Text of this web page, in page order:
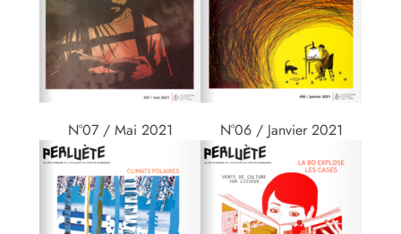
N°07 / Mai 2021 N°06 / Janvier 2021